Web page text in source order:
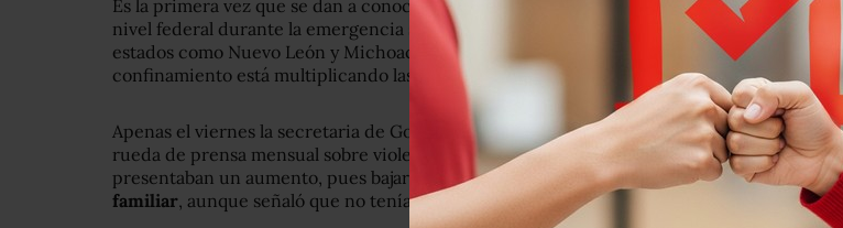
Es la primera vez que se dan a conocer cifras del aumento de estos incidentes a
nivel federal durante la emergencia sanitaria,
ya que tan solo la Ciudad de México
estados como Nuevo León y Michoacán habían adelantado datos de cómo el
confinamiento está multiplicando las agresiones contra las mujeres.
Apenas el viernes la secretaria de Gobernación, Olga Sánchez Cordero, dijo en su
rueda de prensa mensual sobre violencia de género que los feminicidios no
presentaban un aumento, pues bajaron de 91 a 76 en un mes, pero sí la violencia
familiar, aunque señaló que no tenía cifras para conocer el tamaño del problema.